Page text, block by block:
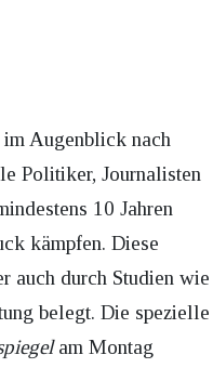
Augenblick nach
Politiker, Journalisten
10 Jahren
kämpfen. Diese
auch durch Studien wie
belegt. Die spezielle
am Montag